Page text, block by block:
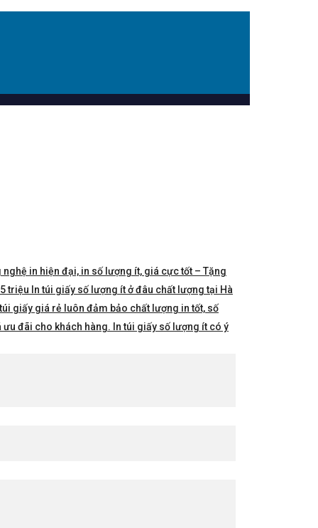
in hiện đại, in số lượng ít, giá cực tốt – Tặng
triệu In túi giấy số lượng ít ở đâu chất lượng tại Hà
giấy giá rẻ luôn đảm bảo chất lượng in tốt, số
đãi cho khách hàng. In túi giấy số lượng ít có ý